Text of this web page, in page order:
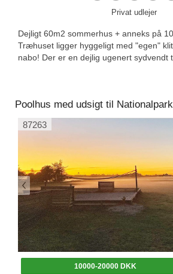
Privat udlejer
Dejligt 60m2 sommerhus + anneks på
Træhuset ligger hyggeligt med "egen"
nabo! Der er en dejlig ugenert sydvendt
Poolhus med udsigt til
87263
10000-20000 DKK